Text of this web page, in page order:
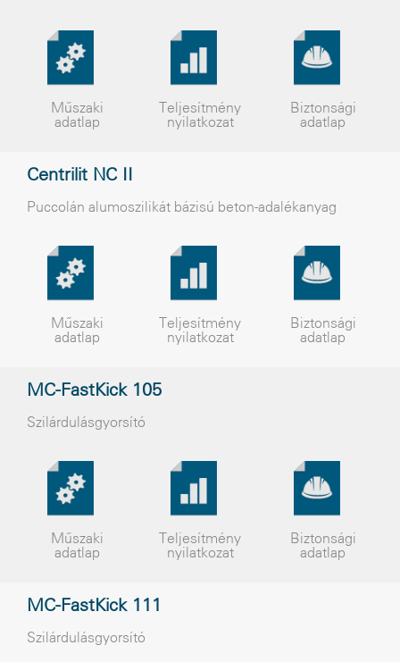
Műszaki
adatlap
Teljesítmény
nyilatkozat
Biztonsági
adatlap
Centrilit NC II
Puccolán alumoszilikát bázisú beton-adalékanyag
Műszaki
adatlap
Teljesítmény
nyilatkozat
Biztonsági
adatlap
MC-FastKick 105
Szilárdulásgyorsító
Műszaki
adatlap
Teljesítmény
nyilatkozat
Biztonsági
adatlap
MC-FastKick 111
Szilárdulásgyorsító